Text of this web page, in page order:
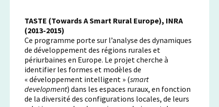
TASTE (Towards A Smart Rural Europe), INRA
(2013-2015)
Ce programme porte sur l’analyse des dynamiques
de développement des régions rurales et
périurbaines en Europe. Le projet cherche à
identifier les formes et modèles de
« développement intelligent » (smart
development) dans les espaces ruraux, en fonction
de la diversité des configurations locales, de leurs